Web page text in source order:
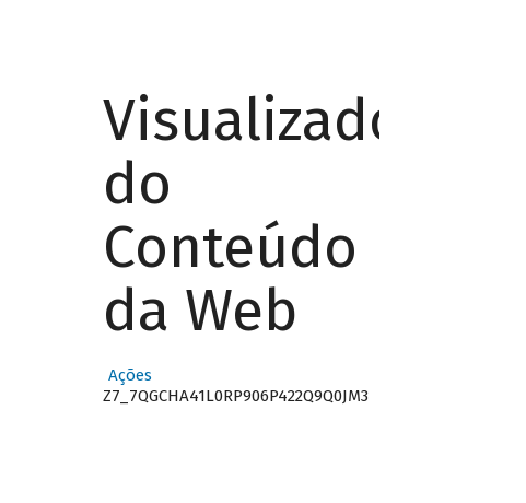
Visualizador
do
Conteúdo
da Web
Ações
Z7_7QGCHA41L0RP906P422Q9Q0JM3